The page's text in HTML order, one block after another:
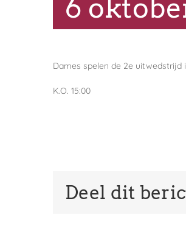
6
Dames spelen de 2e uitwedstrijd
K.O. 15:00
Deel dit